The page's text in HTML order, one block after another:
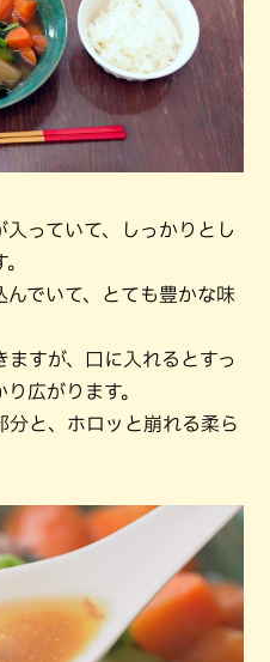
っていて、しっかりとし
でいて、とても豊かな味
ますが、口に入れるとすっ
広がります。
分と、ホロッと崩れる柔ら